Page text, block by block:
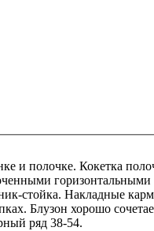
и полочке. Кокетка
горизонтальными
стойка. Накладные
Блузон хорошо
ряд 38-54.